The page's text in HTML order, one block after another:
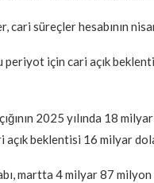
cari süreçler hesabının
periyot için cari açık
2025 yılında 18
beklentisi 16 milyar
martta 4 milyar 87 milyon